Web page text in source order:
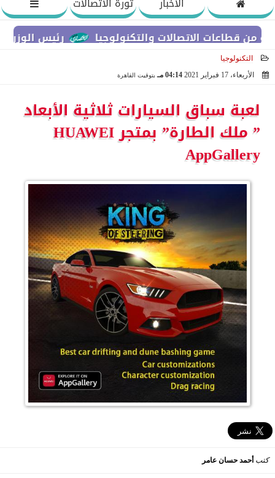
رئيس الوزراء يشهد
التكنولوجيا
الأربعاء، 17 فبراير 2021
04:14 مـ بتوقيت القاهرة
لعبة سباق السيارات ثلاثية الأبعاد
” ملك الطارة” بمتجر HUAWEI
AppGallery
كتب أحمد حسان عامر